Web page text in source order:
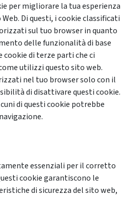
per migliorare la tua esperienza
Di questi, i cookie classificati
sul tuo browser in quanto
delle funzionalità di base
di terze parti che ci
utilizzi questo sito web.
nel tuo browser solo con il
di disattivare questi cookie.
di questi cookie potrebbe
essenziali per il corretto
cookie garantiscono le
di sicurezza del sito web,